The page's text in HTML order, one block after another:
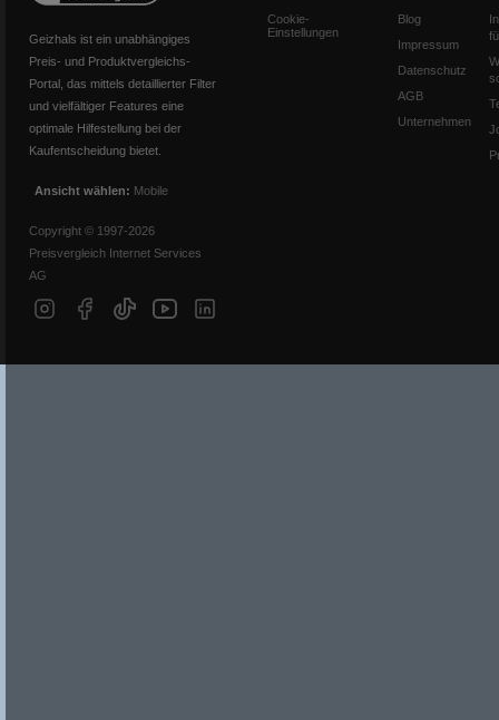
Geizhals ist ein unabhängiges
Preis- und Produktvergleichs-
Portal, das mittels detaillierter Filter
und vielfältiger Features eine
optimale Hilfestellung bei der
Kaufentscheidung bietet.
Ansicht wählen: Mobile
Copyright © 1997-2026
Preisvergleich Internet Services
AG
Cookie-
Einstellungen
Blog
Impressum
Datenschutz
AGB
Unternehmen